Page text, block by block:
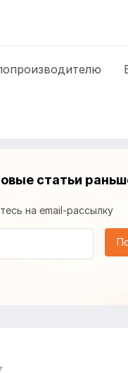
статьи
на email-рассылку